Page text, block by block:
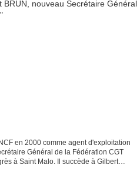
en 2000 comme agent d'exploitation
Général de la Fédération CGT
à Saint Malo. Il succède à Gilbert